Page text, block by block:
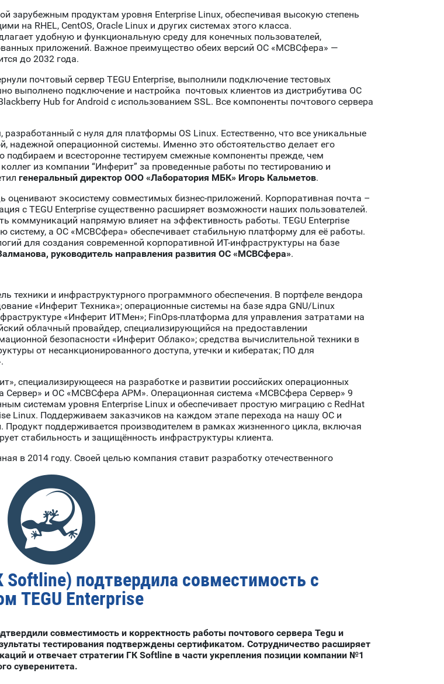
зарубежным продуктам уровня Enterprise Linux, обеспечивая высокую степень
на RHEL, CentOS, Oracle Linux и других системах этого класса.
удобную и функциональную среду для конечных пользователей,
приложений. Важное преимущество обеих версий ОС «МСВСфера» —
до 2032 года.
почтовый сервер TEGU Enterprise, выполнили подключение тестовых
выполнено подключение и настройка почтовых клиентов из дистрибутива ОС
Hub for Android с использованием SSL. Все компоненты почтового сервера
с нуля для платформы OS Linux. Естественно, что все уникальные
надежной операционной системы. Именно это обстоятельство делает его
и всесторонне тестируем смежные компоненты прежде, чем
из компании “Инферит” за проведенные работы по тестированию и
генеральный директор ООО «Лаборатория МБК» Игорь Кальметов.
оценивают экосистему совместимых бизнес-приложений. Корпоративная почта –
с TEGU Enterprise существенно расширяет возможности наших пользователей.
коммуникаций напрямую влияет на эффективность работы. TEGU Enterprise
а ОС «МСВСфера» обеспечивает стабильную платформу для её работы.
для создания современной корпоративной ИТ-инфраструктуры на базе
руководитель направления развития ОС «МСВСфера».
техники и инфраструктурного программного обеспечения. В портфеле вендора
«Инферит Техника»; операционные системы на базе ядра GNU/Linux
«Инферит ИТМен»; FinOps-платформа для управления затратами на
облачный провайдер, специализирующийся на предоставлении
безопасности «Инферит Облако»; средства вычислительной техники в
от несанкционированного доступа, утечки и кибератак; ПО для
специализирующееся на разработке и развитии российских операционных
и ОС «МСВСфера АРМ». Операционная система «МСВСфера Сервер» 9
системам уровня Enterprise Linux и обеспечивает простую миграцию с RedHat
Linux. Поддерживаем заказчиков на каждом этапе перехода на нашу ОС и
поддерживается производителем в рамках жизненного цикла, включая
стабильность и защищённость инфраструктуры клиента.
в 2014 году. Своей целью компания ставит разработку отечественного
подтвердила совместимость с
TEGU Enterprise
совместимость и корректность работы почтового сервера Tegu и
тестирования подтверждены сертификатом. Сотрудничество расширяет
и отвечает стратегии ГК Softline в части укрепления позиции компании №1
суверенитета.